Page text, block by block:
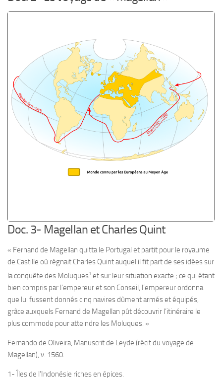
Doc. 3- Magellan et Charles Quint
« Fernand de Magellan quitta le Portugal et partit pour le royaume
de Castille où régnait Charles Quint auquel il fit part de ses idées sur
la conquête des Moluques1 et sur leur situation exacte ; ce qui étant
bien compris par l’empereur et son Conseil, l’empereur ordonna
que lui fussent donnés cinq navires dûment armés et équipés,
grâce auxquels Fernand de Magellan pût découvrir l’itinéraire le
plus commode pour atteindre les Moluques. »
Fernando de Oliveira, Manuscrit de Leyde (récit du voyage de
Magellan), v. 1560.
1- Îles de l’Indonésie riches en épices.